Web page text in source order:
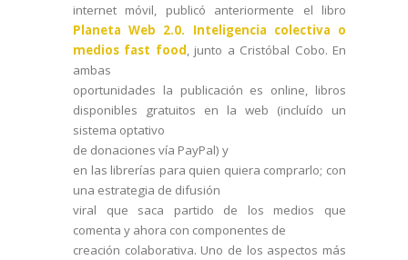
internet móvil, publicó anteriormente el libro
Planeta Web 2.0. Inteligencia colectiva o
medios fast food, junto a Cristóbal Cobo. En
ambas
oportunidades la publicación es online, libros
disponibles gratuitos en la web (incluído un
sistema optativo
de donaciones vía PayPal) y
en las librerías para quien quiera comprarlo; con
una estrategia de difusión
viral que saca partido de los medios que
comenta y ahora con componentes de
creación colaborativa. Uno de los aspectos más